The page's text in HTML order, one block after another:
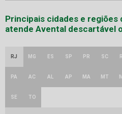
Principais cidades e regiões
atende Avental descartável
RJ MG ES SP PR SC
PA AC AL AP MA MT
SE TO